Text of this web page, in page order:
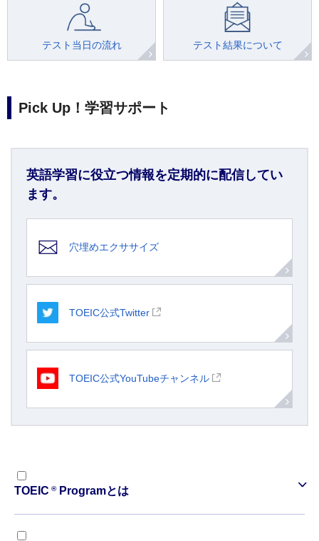
テスト当日の流れ テスト結果について
Pick Up！学習サポート
英語学習に役立つ情報を定期的に配信してい
ます。
穴埋めエクササイズ
TOEIC公式Twitter
TOEIC公式YouTubeチャンネル
TOEIC ®Programとは